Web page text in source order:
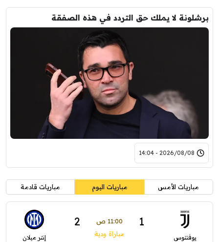
برشلونة لا يملك حق التردد في هذه الصفقة
2026/08/08 - 14:04
مباريات الأمس مباريات اليوم مباريات قادمة
يوفنتوس
1 11:00 ص 2
مباراة ودية إنتر ميلان